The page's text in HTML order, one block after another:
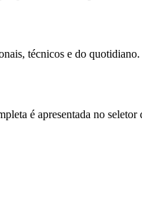
técnicos e do quotidiano.
é apresentada no seletor